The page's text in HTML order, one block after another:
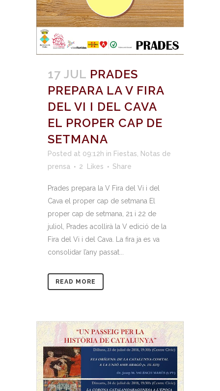
17 JUL PRADES
PREPARA LA V FIRA
DEL VI I DEL CAVA
EL PROPER CAP DE
SETMANA
Posted at 09:12h in Fiestas Notas de
prensa
2 Likes Share
Prades prepara la V Fira del Vi i del
Cava el proper cap de setmana El
proper cap de setmana, 21 i 22 de
juliol, Prades acollirà la V edició de la
Fira del Vi i del Cava. La fira ja es va
consolidar l’any passat...
READ MORE